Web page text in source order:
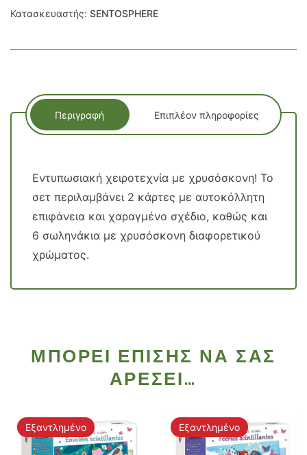
Κατασκευαστής: SENTOSPHERE
Περιγραφή Επιπλέον πληροφορίες
Εντυπωσιακή χειροτεχνία με χρυσόσκονη! Το
σετ περιλαμβάνει 2 κάρτες με αυτοκόλλητη
επιφάνεια και χαραγμένο σχέδιο, καθώς και
6 σωληνάκια με χρυσόσκονη διαφορετικού
χρώματος.
ΜΠΟΡΕΊ ΕΠΊΣΗΣ ΝΑ ΣΑΣ
ΑΡΈΣΕΙ…
Εξαντλημένο Εξαντλημένο